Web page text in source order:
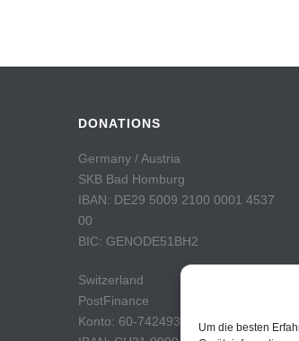
Um die besten
DONATIONS
Germany / Austria
SKB Bad Homburg
IBAN: DE29 5009 2100 0001 4537
00
BIC: GENODE51BH2
Switzerland
PostFinance
Konto: 60-742493-7